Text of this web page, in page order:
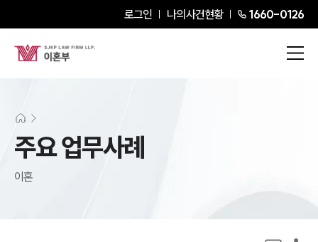
로그인 나의사건현황 1660-0126
주요 업무사례
이혼